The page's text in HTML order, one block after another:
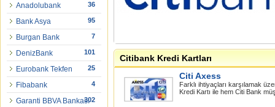
Anadolubank 36
Bank Asya 95
Burgan Bank 7
DenizBank 101
Eurobank Tekfen 25
Fibabank 4
Garanti BBVA Bankası302
Citibank Kredi Kartları
Citi Axess
Farklı ihtiyaçları karşılamak
Kredi Kartı ile hem Citi Bank